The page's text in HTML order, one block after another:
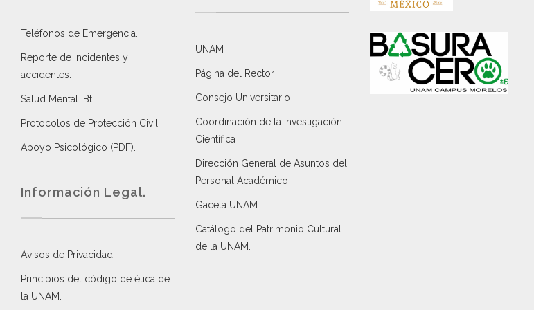
Teléfonos de Emergencia.
Reporte de incidentes y
accidentes
Salud Mental IBt
Protocolos de Protección Civil
Apoyo Psicológico (PDF)
Información Legal.
Avisos de Privacidad
Principios del código de ética de
la UNAM
UNAM
Página del Rector
Consejo Universitario
Coordinación de la Investigación
Científica
Dirección General de Asuntos del
Personal Académico
Gaceta UNAM
Catálogo del Patrimonio Cultural
de la UNAM.